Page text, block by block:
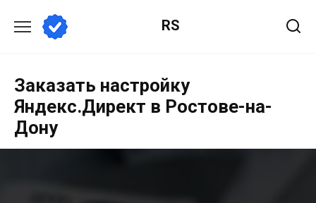
RS
Заказать настройку
Яндекс.Директ в Ростове-на-
Дону